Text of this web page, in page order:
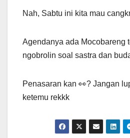
Nah, Sabtu ini kita mau
Agendanya ada Mocobareng
ngobrolin soal sastra dan
Penasaran kan 👀? Jangan
ketemu rekkk